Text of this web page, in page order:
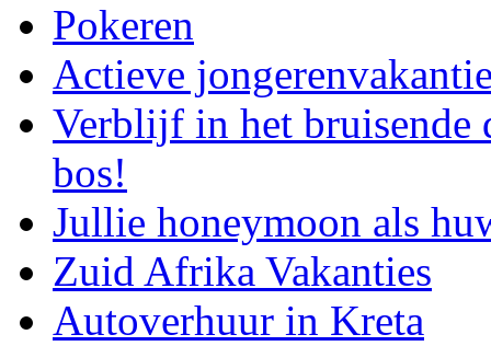
Pokeren
Actieve
Verblijf in het bruisende
bos!
Jullie honeymoon als
Zuid Afrika Vakanties
Autoverhuur in Kreta